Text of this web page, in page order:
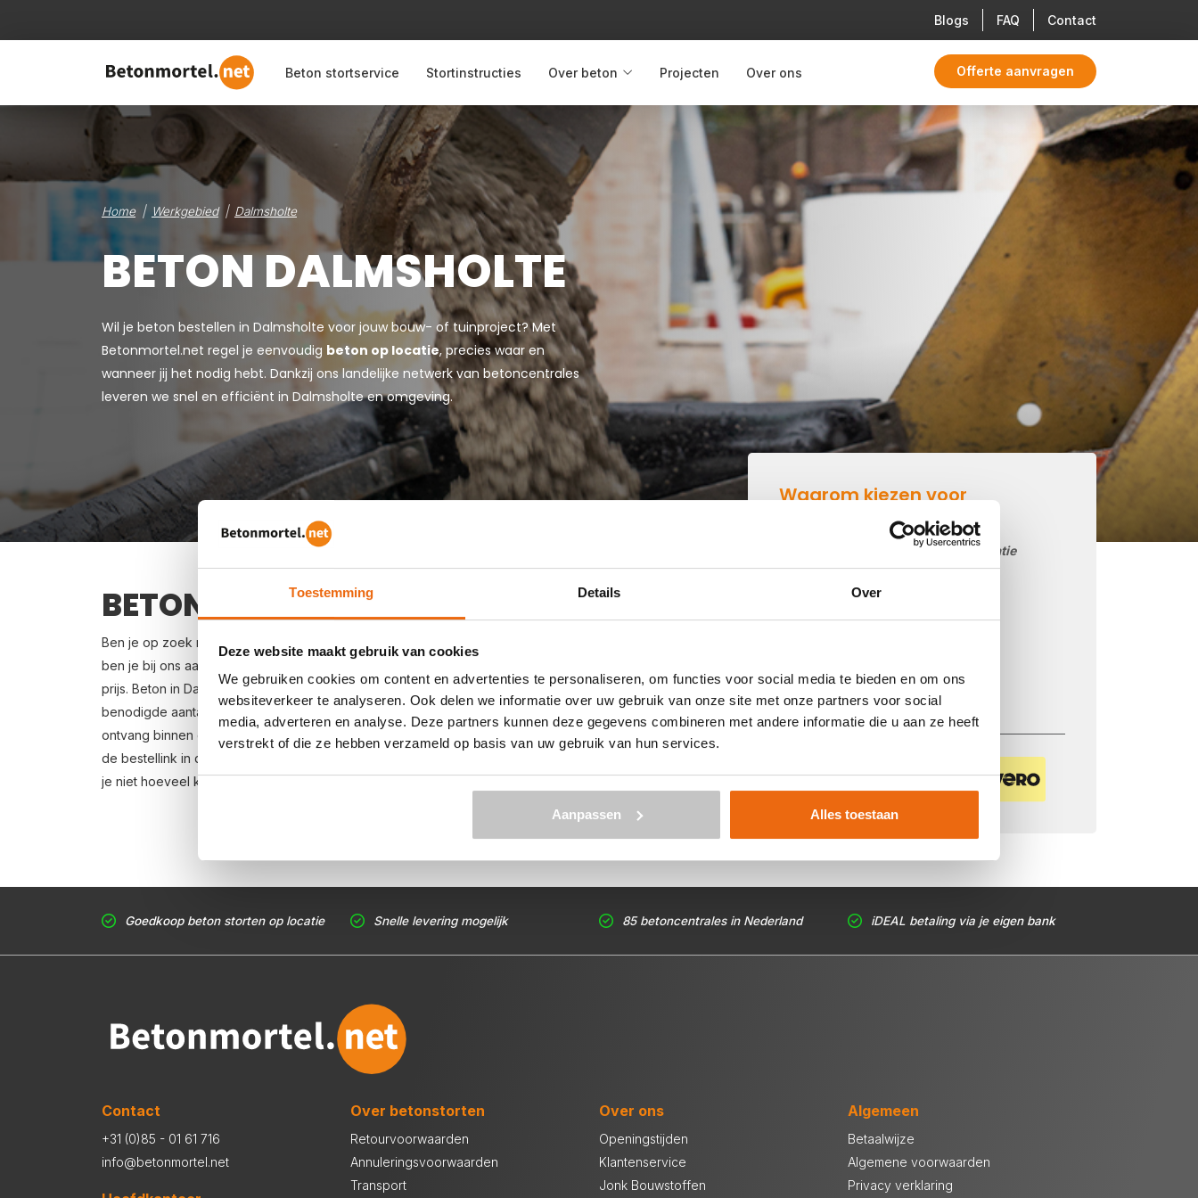
Toestemming Details Over
Deze website maakt gebruik van cookies
We gebruiken cookies om content en advertenties te personaliseren, om functies voor social media te bieden en om ons
websiteverkeer te analyseren. Ook delen we informatie over uw gebruik van onze site met onze partners voor social
media, adverteren en analyse. Deze partners kunnen deze gegevens combineren met andere informatie die u aan ze heeft
verstrekt of die ze hebben verzameld op basis van uw gebruik van hun services.
Aanpassen Alles toestaan
Blogs FAQ Contact
Beton stortservice Stortinstructies Over beton Projecten Over ons Offerte aanvragen
Home Werkgebied Dalmsholte
BETON DALMSHOLTE
Wil je beton bestellen in Dalmsholte voor jouw bouw- of tuinproject? Met
Betonmortel.net regel je eenvoudig beton op locatie, precies waar en
wanneer jij het nodig hebt. Dankzij ons landelijke netwerk van betoncentrales
leveren we snel en efficiënt in Dalmsholte en omgeving.
BETON BESTELLEN IN DALMSHOLTE
Ben je op zoek naar een leverancier bij jou in de buurt die goedkoop beton kan storten in Dalmsholte? Dan
ben je bij ons aan het juiste adres. Wij bezorgen kant-en-klaar beton in heel Nederland voor een voordelige
prijs. Beton in Dalmsholte bestellen is eenvoudig: vraag vrijblijvend eenofferteaan. Vul je postcode, het
benodigde aantal m3, het type beton, de optionele keuze voor een betonpomp en je e-mailadres in en
ontvang binnen enkele seconden een gerichte prijs per e-mail voor Dalmsholte. Aansluitend kun je middels
de bestellink in de offertemail je beton bestellen. Levering in Dalmsholte is al mogelijk in 3 werkdagen. Weet
je niet hoeveel kuub betonspecie je nodig hebt? Zie voor de berekening:
Waarom kiezen voor
Betonmortel.net
Goedkoop beton storten op locatie
Regelmatig nieuwe prijzen
Veilig betalen met:
Goedkoop beton storten op locatie Snelle levering mogelijk 85 betoncentrales in Nederland iDEAL betaling via je eigen bank
Contact
+31 (0)85 - 01 61 716
info@betonmortel.net
Over betonstorten
Retourvoorwaarden
Annuleringsvoorwaarden
Transport
Over ons
Openingstijden
Klantenservice
Jonk Bouwstoffen
Algemeen
Betaalwijze
Algemene voorwaarden
Privacy verklaring